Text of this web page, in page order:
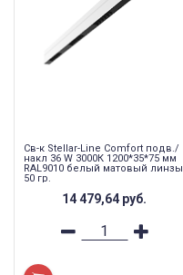
Св-к Stellar-Line Сomfort подв./
накл 36 W 3000К 1200*35*75 мм
RAL9010 белый матовый линзы
50 гр.
14 479,64 руб.